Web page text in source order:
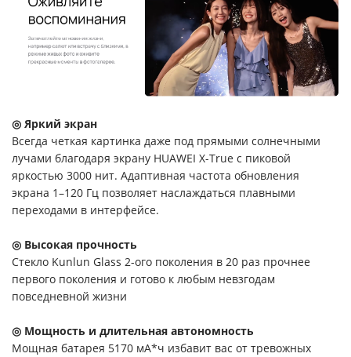
◎ Яркий экран
Всегда четкая картинка даже под прямыми солнечными
лучами благодаря экрану HUAWEI X-True с пиковой
яркостью 3000 нит. Адаптивная частота обновления
экрана 1–120 Гц позволяет наслаждаться плавными
переходами в интерфейсе.
◎ Высокая прочность
Стекло Kunlun Glass 2-ого поколения в 20 раз прочнее
первого поколения и готово к любым невзгодам
повседневной жизни
◎ Мощность и длительная автономность
Мощная батарея 5170 мА*ч избавит вас от тревожных